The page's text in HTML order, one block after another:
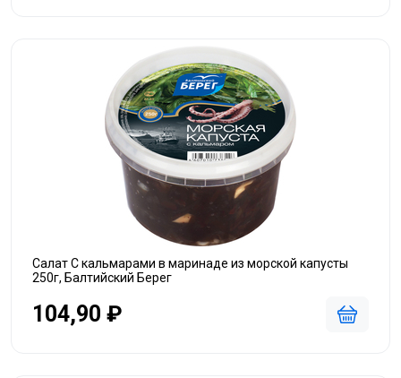
Салат С кальмарами в маринаде из морской капусты
250г, Балтийский Берег
104,90 ₽